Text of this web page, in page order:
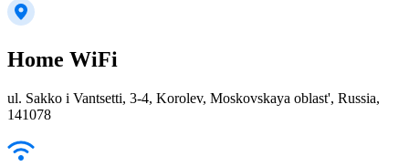
Home WiFi
ul. Sakko i Vantsetti, 3-4, Korolev, Moskovskaya oblast', Russia,
141078